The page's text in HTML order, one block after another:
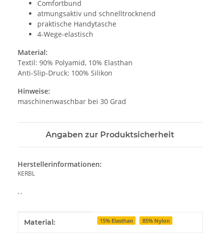
Comfortbund
atmungsaktiv und schnelltrocknend
praktische Handytasche
4-Wege-elastisch
Material:
Textil: 90% Polyamid, 10% Elasthan
Anti-Slip-Druck: 100% Silikon
Hinweise:
maschinenwaschbar bei 30 Grad
Angaben zur Produktsicherheit
Herstellerinformationen:
KERBL
, ,
Produkteigenschaft
Wert
Material: 15% Elasthan 85% Nylon